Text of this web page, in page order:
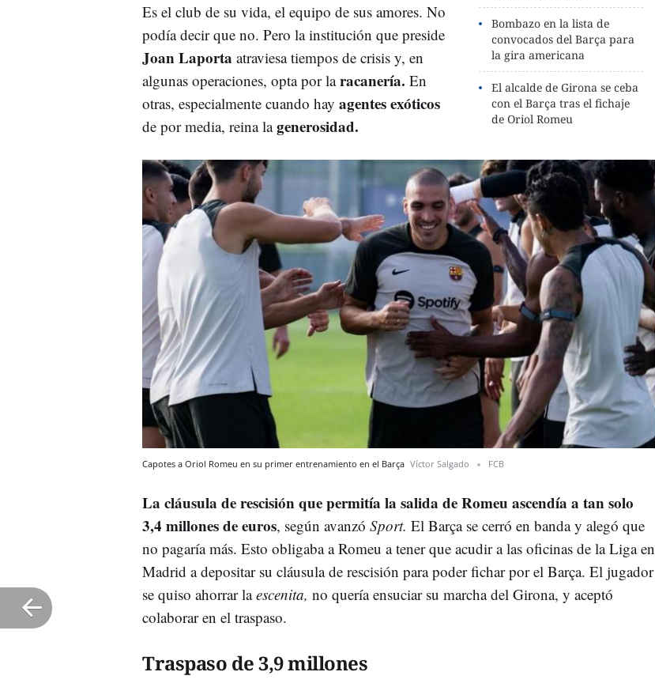
Bombazo en la lista de
convocados del Barça para
la gira americana
El alcalde de Girona se ceba
con el Barça tras el fichaje
de Oriol Romeu
Es el club de su vida, el equipo de sus amores. No
podía decir que no. Pero la institución que preside
Joan Laporta atraviesa tiempos de crisis y, en
algunas operaciones, opta por laracanería. En
otras, especialmente cuando hay agentes exóticos
de por media, reina lagenerosidad.
Capotes a Oriol Romeu en su primer entrenamiento en el Barça Víctor Salgado FCB
La cláusula de rescisión que permitía la salida de Romeu ascendía a tan solo
3,4 millones de euros, según avanzó Sport. El Barça se cerró en banda y alegó que
no pagaría más. Esto obligaba a Romeu a tener que acudir a las oficinas de la Liga en
Madrid a depositar su cláusula de rescisión para poder fichar por el Barça. El jugador
se quiso ahorrar laescenita, no quería ensuciar su marcha del Girona, y aceptó
colaborar en el traspaso.
Traspaso de 3,9 millones